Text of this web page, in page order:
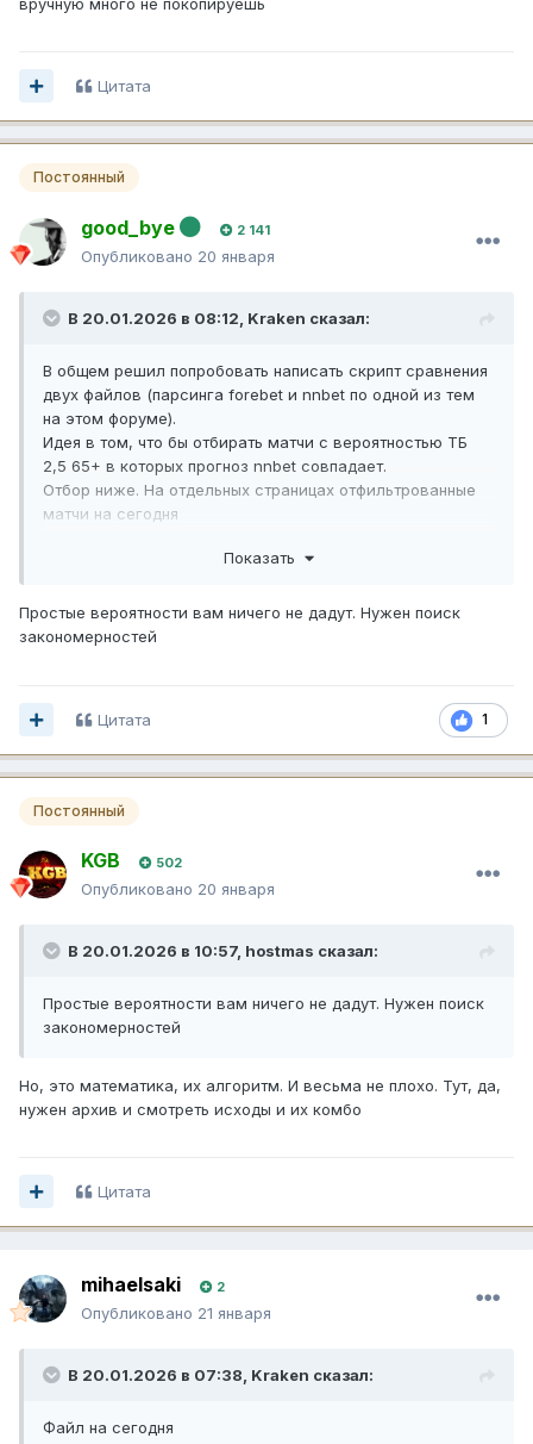
Цитата
Постоянный
good_bye 2 141
Опубликовано 20 января
В 20.01.2026 в 08:12, Kraken сказал:
В общем решил попробовать написать скрипт сравнения
двух файлов (парсинга forebet и nnbet по одной из тем
на этом форуме).
Идея в том, что бы отбирать матчи с вероятностью ТБ
2,5 65+ в которых прогноз nnbet совпадает.
Отбор ниже. На отдельных страницах отфильтрованные
матчи на сегодня
Над оформлением не заморачивался. Кому интересно,
super math там, где ТС совпадает в обоих прогнозах.
match_filter.py 9.18 kB·8 загрузок
Показать
Простые вероятности вам ничего не дадут. Нужен поиск
закономерностей
1
Цитата
Постоянный
KGB 502
Опубликовано 20 января
В 20.01.2026 в 10:57, hostmas сказал:
Простые вероятности вам ничего не дадут. Нужен поиск
закономерностей
Но, это математика, их алгоритм. И весьма не плохо. Тут, да,
нужен архив и смотреть исходы и их комбо
Цитата
mihaelsaki 2
Опубликовано 21 января
В 20.01.2026 в 07:38, Kraken сказал:
Файл на сегодня